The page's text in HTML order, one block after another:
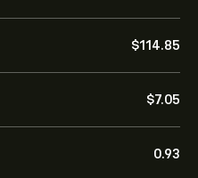
‎$‎114.85
‎$‎7.05
0.93
和預期增長對Principal
看最新預測以了解未來價